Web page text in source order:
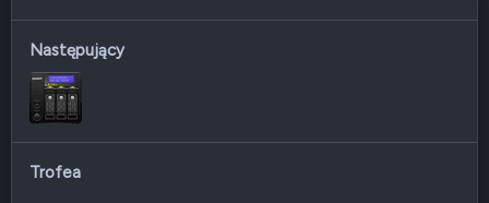
Następujący
Trofea